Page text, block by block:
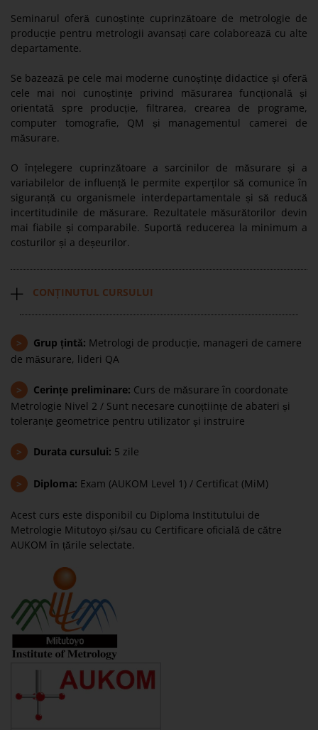
Seminarul oferă cunoștințe cuprinzătoare de metrologie de
producție pentru metrologii avansați care colaborează cu alte
departamente.
Se bazează pe cele mai moderne cunoștințe didactice și oferă
cele mai noi cunoștințe privind măsurarea funcțională și
orientată spre producție, filtrarea, crearea de programe,
computer tomografie, QM și managementul camerei de
măsurare.
O înțelegere cuprinzătoare a sarcinilor de măsurare și a
variabilelor de influență le permite experților să comunice în
siguranță cu organismele interdepartamentale și să reducă
incertitudinile de măsurare. Rezultatele măsurătorilor devin
mai fiabile și comparabile. Suportă reducerea la minimum a
costurilor și a deșeurilor.
CONȚINUTUL CURSULUI
> Grup țintă: Metrologi de producție, manageri de camere
de măsurare, lideri QA
> Cerințe preliminare: Curs de măsurare în coordonate
Metrologie Nivel 2 / Sunt necesare cunoțtiințe de abateri și
toleranțe geometrice pentru utilizator și instruire
> Durata cursului: 5 zile
> Diploma: Exam (AUKOM Level 1) / Certificat (MiM)
Acest curs este disponibil cu Diploma Institutului de
Metrologie Mitutoyo și/sau cu Certificare oficială de către
AUKOM în țările selectate.